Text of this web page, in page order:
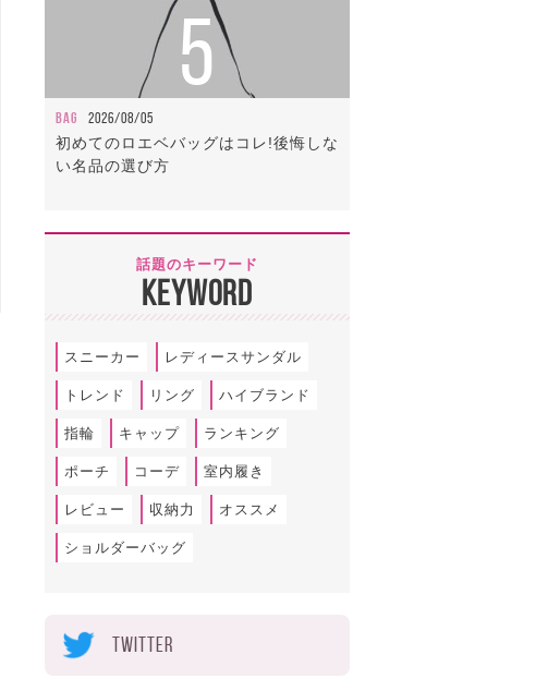
5
BAG 2026/08/05
初めてのロエベバッグはコレ!後悔しな
い名品の選び方
話題のキーワード
KEYWORD
スニーカー レディースサンダル
トレンド リング ハイブランド
指輪 キャップ ランキング
ポーチ コーデ 室内履き
レビュー 収納力 オススメ
ショルダーバッグ
TWITTER